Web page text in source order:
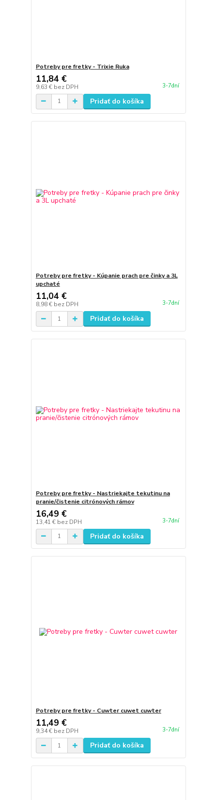
Potreby pre fretky - Trixie Ruka
11,84 €
9,63 € bez DPH 3-7dní
Pridať do košíka
Potreby pre fretky - Kúpanie prach pre činky a 3L
upchaté
11,04 €
8,98 € bez DPH 3-7dní
Pridať do košíka
Potreby pre fretky - Nastriekajte tekutinu na
pranie/čistenie citrónových rámov
16,49 €
13,41 € bez DPH 3-7dní
Pridať do košíka
Potreby pre fretky - Cuwter cuwet cuwter
11,49 €
9,34 € bez DPH 3-7dní
Pridať do košíka